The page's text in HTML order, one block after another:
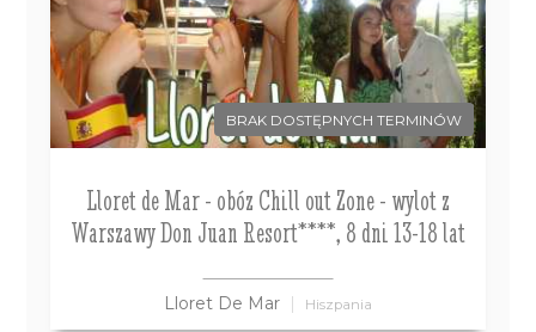
BRAK DOSTĘPNYCH TERMINÓW
Lloret de Mar - obóz Chill out Zone - wylot z
Warszawy Don Juan Resort****, 8 dni 13-18 lat
Lloret De Mar Hiszpania